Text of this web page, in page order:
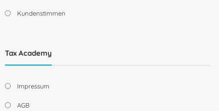
Kundenstimmen
Tax Academy
Impressum
AGB